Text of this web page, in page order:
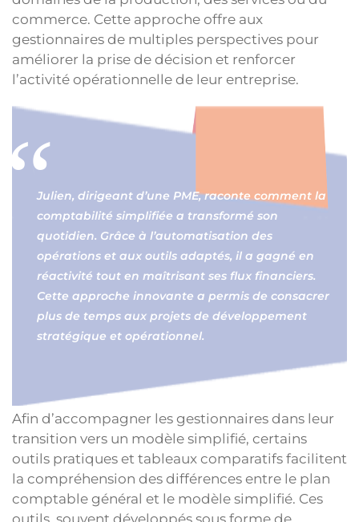
commerce. Cette approche offre aux
gestionnaires de multiples perspectives pour
améliorer la prise de décision et renforcer
l’activité opérationnelle de leur entreprise.
Julien, dirigeant d’une PME, raconte comment la
comptabilité simplifiée a transformé son
quotidien. Grâce à l’automatisation des
opérations et aux outils adaptés, il a gagné en
réactivité tout en maîtrisant ses flux financiers.
Cette approche innovante a permis de consacrer
plus de temps aux projets de développement
stratégique et opérationnel.
Afin d’accompagner les gestionnaires dans leur
transition vers un modèle simplifié, certains
outils pratiques et tableaux comparatifs facilitent
la compréhension des différences entre le plan
comptable général et le modèle simplifié. Ces
outils, souvent développés sous forme de